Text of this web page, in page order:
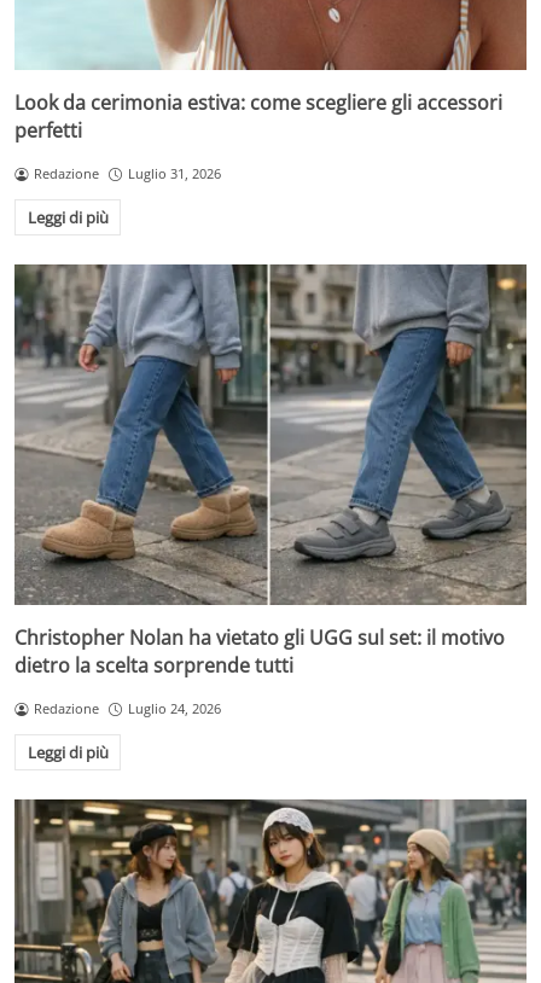
Look da cerimonia estiva: come scegliere gli accessori
perfetti
Redazione Luglio 31, 2026
Leggi di più
Christopher Nolan ha vietato gli UGG sul set: il motivo
dietro la scelta sorprende tutti
Redazione Luglio 24, 2026
Leggi di più